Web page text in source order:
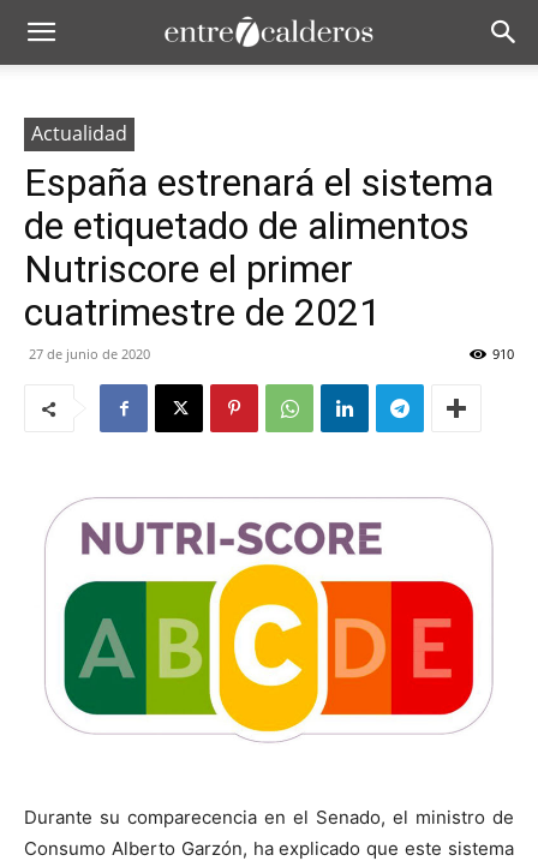
Actualidad
España estrenará el sistema
de etiquetado de alimentos
Nutriscore el primer
cuatrimestre de 2021
27 de junio de 2020 910
Durante su comparecencia en el Senado, el ministro de
Consumo Alberto Garzón, ha explicado que este sistema